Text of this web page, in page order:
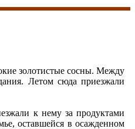
золотистые сосны. Между
Летом сюда приезжали
к нему за продуктами
оставшейся в осажденном